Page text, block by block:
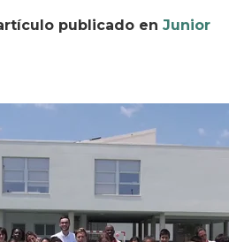
publicado en Junior